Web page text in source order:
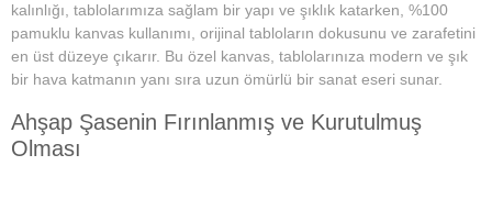
kalınlığı, tablolarımıza sağlam bir yapı ve şıklık katarken, %100
pamuklu kanvas kullanımı, orijinal tabloların dokusunu ve zarafetini
en üst düzeye çıkarır. Bu özel kanvas, tablolarınıza modern ve şık
bir hava katmanın yanı sıra uzun ömürlü bir sanat eseri sunar.
Ahşap Şasenin Fırınlanmış ve Kurutulmuş
Olması